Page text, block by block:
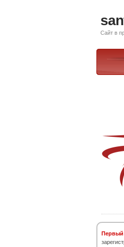
Сайт в
Первый